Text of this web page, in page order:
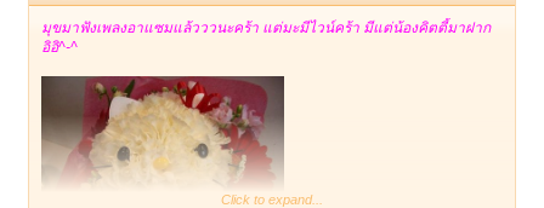
มุขมาฟังเพลงอาแซมแล้วววนะคร้า แต่มะมีไวน์คร้า มีแต่น้องคิตตี้มาฝาก
อิอิ^-^
Click to expand...